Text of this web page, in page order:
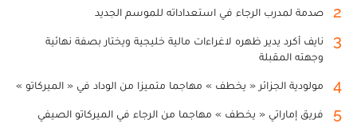
2 صدمة لمدرب الرجاء في استعداداته للموسم الجديد
3
نايف أكرد يدير ظهره لاغراءات مالية خليجية ويختار بصفة نهائية
وجهته المقبلة
4 مولودية الجزائر « يخطف » مهاجما متميزا من الوداد في « الميركاتو »
5 فريق إماراتي « يخطف » مهاجما من الرجاء في الميركاتو الصيفي